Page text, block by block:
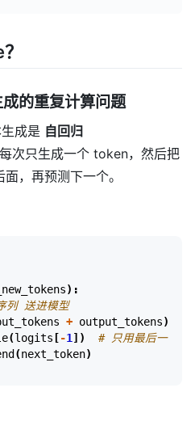
的重复计算问题
成是 自回归
次只生成一个 token，然后把
，再预测下一个。
):
列 送进模型
+ output_tokens)
(logits[-1 ])
# 只用最后一个
(next_token)